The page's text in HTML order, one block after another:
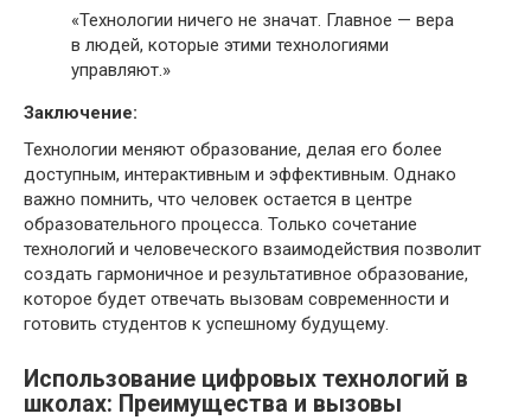
«Технологии ничего не значат. Главное — вера
в людей, которые этими технологиями
управляют.»
Заключение:
Технологии меняют образование, делая его более
доступным, интерактивным и эффективным. Однако
важно помнить, что человек остается в центре
образовательного процесса. Только сочетание
технологий и человеческого взаимодействия позволит
создать гармоничное и результативное образование,
которое будет отвечать вызовам современности и
готовить студентов к успешному будущему.
Использование цифровых технологий в
школах: Преимущества и вызовы